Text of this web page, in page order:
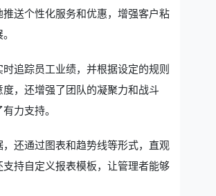
送个性化服务和优惠，增强客户粘
追踪员工业绩，并根据设定的规则
，还增强了团队的凝聚力和战斗
力支持。
还通过图表和趋势线等形式，直观
持自定义报表模板，让管理者能够